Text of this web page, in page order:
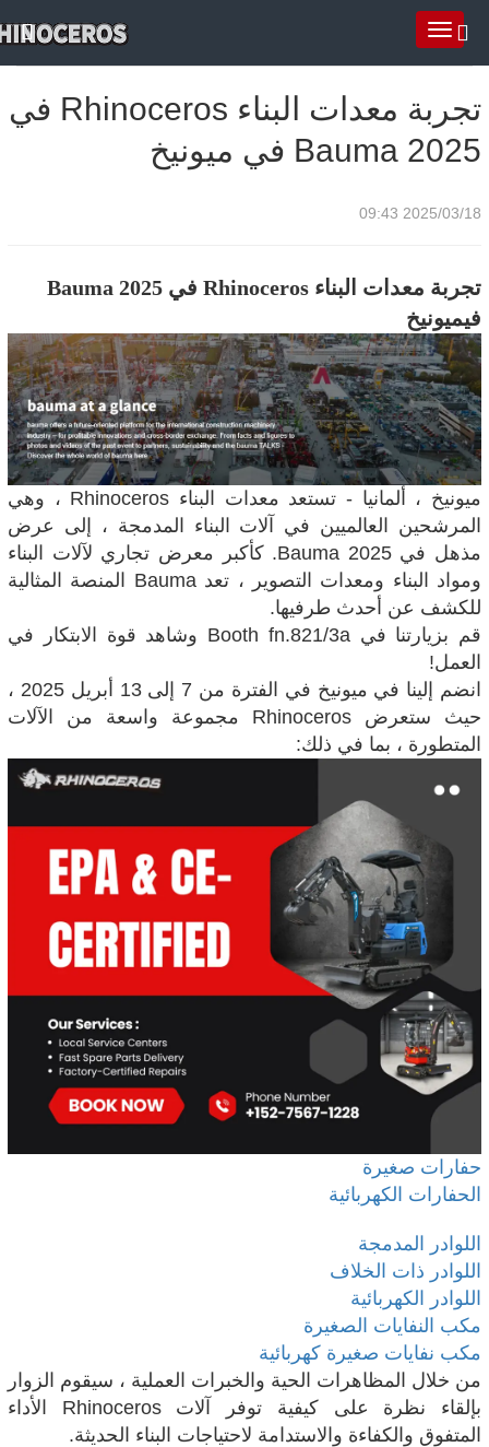
تجربة معدات البناء Rhinoceros في
Bauma 2025 في ميونيخ
2025/03/18 09:43
تجربة معدات البناء Rhinoceros في Bauma 2025
فيميونيخ
ميونيخ ، ألمانيا - تستعد معدات البناء Rhinoceros ، وهي
المرشحين العالميين في آلات البناء المدمجة ، إلى عرض
مذهل في Bauma 2025. كأكبر معرض تجاري لآلات البناء
ومواد البناء ومعدات التصوير ، تعد Bauma المنصة المثالية
للكشف عن أحدث طرفيها.
قم بزيارتنا في Booth fn.821/3a وشاهد قوة الابتكار في
العمل!
انضم إلينا في ميونيخ في الفترة من 7 إلى 13 أبريل 2025 ،
حيث ستعرض Rhinoceros مجموعة واسعة من الآلات
المتطورة ، بما في ذلك:
حفارات صغيرة
الحفارات الكهربائية
اللوادر المدمجة
اللوادر ذات الخلاف
اللوادر الكهربائية
مكب النفايات الصغيرة
مكب نفايات صغيرة كهربائية
من خلال المظاهرات الحية والخبرات العملية ، سيقوم الزوار
بإلقاء نظرة على كيفية توفر آلات Rhinoceros الأداء
المتفوق والكفاءة والاستدامة لاحتياجات البناء الحديثة.